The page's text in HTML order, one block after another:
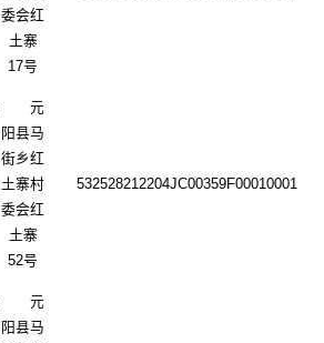
委会红
土寨
17号
元
阳县马
街乡红
土寨村
委会红
土寨
52号
532528212204JC00359F00010001
元
阳县马